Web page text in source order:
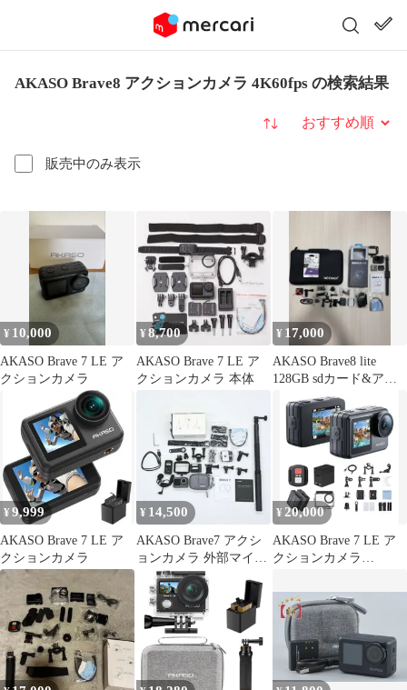
AKASO Brave8 アクションカメラ 4K60fps の検索結果
販売中のみ表示
並び替え
¥ 10,000
AKASO Brave 7 LE ア
クションカメラ
¥8,700
AKASO Brave 7 LE ア
クションカメラ 本体
¥ 17,000
AKASO Brave8 lite
128GB sdカード&アタ
ッチメント付き
¥ 9,999
AKASO Brave 7 LE ア
クションカメラ
¥ 14,500
AKASO Brave7 アクシ
ョンカメラ 外部マイク
純正アクセサリーセッ
¥ 20,000
AKASO Brave 7 LE ア
クションカメラ